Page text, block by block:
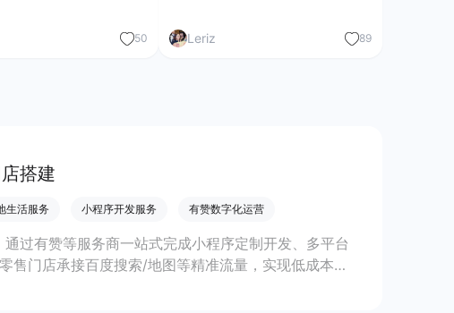
50 Leriz 89
搭建
生活服务 小程序开发服务 有赞数字化运营
过有赞等服务商一站式完成小程序定制开发、多平台
售门店承接百度搜索/地图等精准流量，实现低成本获